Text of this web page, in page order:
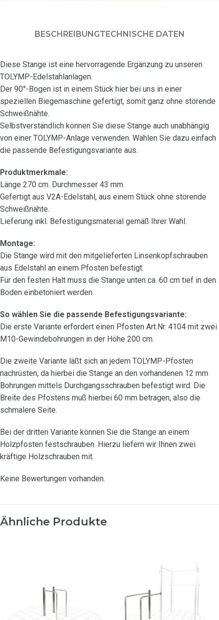
BESCHREIBUNGTECHNISCHE DATEN
Diese Stange ist eine hervorragende Ergänzung zu unseren
TOLYMP-Edelstahlanlagen.
Der 90°-Bogen ist in einem Stück hier bei uns in einer
speziellen Biegemaschine gefertigt, somit ganz ohne störende
Schweißnähte.
Selbstverständlich können Sie diese Stange auch unabhängig
von einer TOLYMP-Anlage verwenden. Wählen Sie dazu einfach
die passende Befestigungsvariante aus.
Produktmerkmale:
Länge 270 cm. Durchmesser 43 mm.
Gefertigt aus V2A-Edelstahl, aus einem Stück ohne störende
Schweißnähte.
Lieferung inkl. Befestigungsmaterial gemäß Ihrer Wahl.
Montage:
Die Stange wird mit den mitgelieferten Linsenkopfschrauben
aus Edelstahl an einem Pfosten befestigt.
Für den festen Halt muss die Stange unten ca. 60 cm tief in den
Boden einbetoniert werden.
So wählen Sie die passende Befestigungsvariante:
Die erste Variante erfordert einen Pfosten Art.Nr. 4104 mit zwei
M10-Gewindebohrungen in der Höhe 200 cm.
Die zweite Variante läßt sich an jedem TOLYMP-Pfosten
nachrüsten, da hierbei die Stange an den vorhandenen 12 mm
Bohrungen mittels Durchgangsschrauben befestigt wird. Die
Breite des Pfostens muß hierbei 60 mm betragen, also die
schmalere Seite.
Bei der dritten Variante können Sie die Stange an einem
Holzpfosten festschrauben. Hierzu liefern wir Ihnen zwei
kräftige Holzschrauben mit.
Keine Bewertungen vorhanden.
Ähnliche Produkte